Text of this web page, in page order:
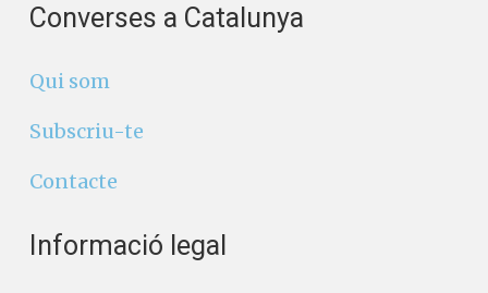
Converses a Catalunya
Qui som
Subscriu-te
Contacte
Informació legal